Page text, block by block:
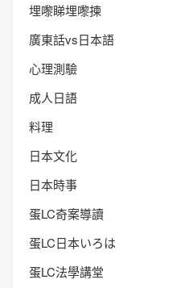
埋嚟睇埋嚟揀
廣東話vs日本語
心理測驗
成人日語
料理
日本文化
日本時事
蛋LC奇案導讀
蛋LC日本いろは
蛋LC法學講堂